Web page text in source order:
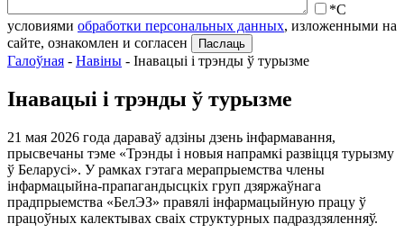
*С
условиями обработки персональных данных, изложенными на
сайте, ознакомлен и согласен
Галоўная - Навіны - Інавацыі і трэнды ў турызме
Інавацыі і трэнды ў турызме
21 мая 2026 года дараваў адзіны дзень інфармавання,
прысвечаны тэме «Трэнды і новыя напрамкі развіцця турызму
ў Беларусі». У рамках гэтага мерапрыемства члены
інфармацыйна-прапагандысцкіх груп дзяржаўнага
прадпрыемства «БелЭЗ» правялі інфармацыйную працу ў
працоўных калектывах сваіх структурных падраздзяленняў.